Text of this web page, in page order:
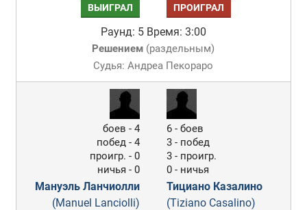
ВЫИГРАЛ ПРОИГРАЛ
Раунд: 5 Время: 3:00
Решением (раздельным)
Судья: Андреа Пекораро
боев - 4
побед - 4
проигр. - 0
ничья - 0
Мануэль Ланчиолли
(Manuel Lanciolli)
6 - боев
3 - побед
3 - проигр.
0 - ничья
Тициано Казалино
(Tiziano Casalino)